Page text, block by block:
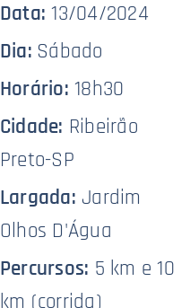
Data: 13/04/2024
Dia: Sábado
Horário: 18h30
Cidade: Ribeirão
Preto-SP
Largada: Jardim
Olhos D'Água
Percursos: 5 km e 10
km (corrida)